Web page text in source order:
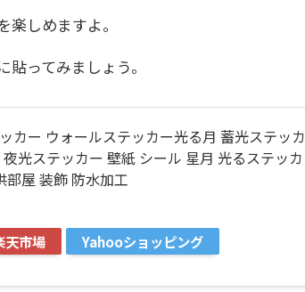
しめますよ。
ってみましょう。
カー ウォールステッカー光る月 蓄光ステッカ
光ステッカー 壁紙 シール 星月 光るステッカ
部屋 装飾 防水加工
天市場 Yahooショッピング